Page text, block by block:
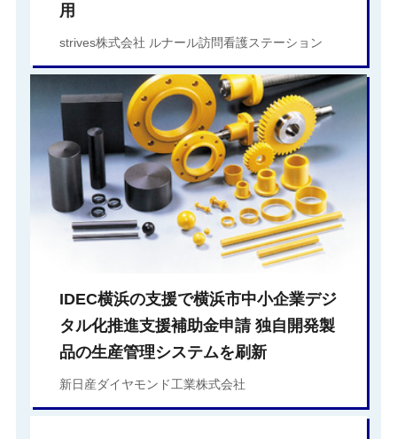
用
strives株式会社 ルナール訪問看護ステーション
IDEC横浜の支援で横浜市中小企業デジ
タル化推進支援補助金申請 独自開発製
品の生産管理システムを刷新
新日産ダイヤモンド工業株式会社